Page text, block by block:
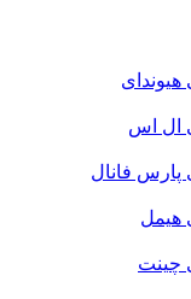
هیوندای
ال اس
پارس فانال
هیمل
چینت